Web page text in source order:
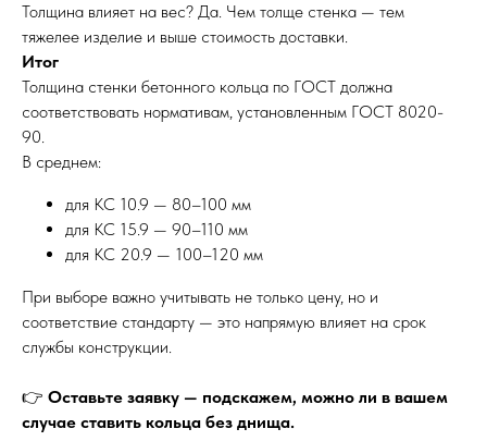
Толщина влияет на вес? Да. Чем толще стенка — тем
тяжелее изделие и выше стоимость доставки.
Итог
Толщина стенки бетонного кольца по ГОСТ должна
соответствовать нормативам, установленным ГОСТ 8020-
90.
В среднем:
для КС 10.9 — 80–100 мм
для КС 15.9 — 90–110 мм
для КС 20.9 — 100–120 мм
При выборе важно учитывать не только цену, но и
соответствие стандарту — это напрямую влияет на срок
службы конструкции.
👉 Оставьте заявку — подскажем, можно ли в вашем
случае ставить кольца без днища.